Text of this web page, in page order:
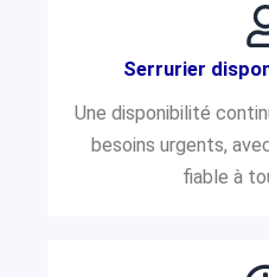
Serrurier
Une disponibilité
besoins urgents,
fiable à